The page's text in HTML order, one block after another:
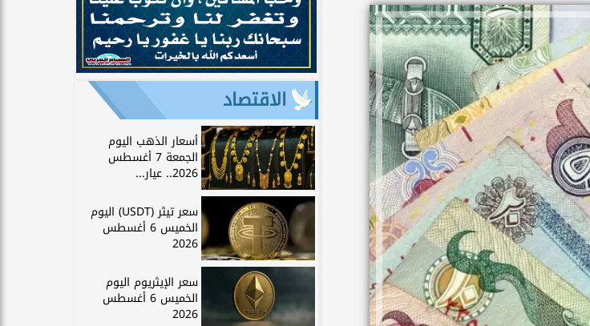
الاقتصاد
أسعار الذهب اليوم
الجمعة 7 أغسطس
2026.. عيار...
سعر تيثر (USDT) اليوم
الخميس 6 أغسطس
2026
سعر الإيثريوم اليوم
الخميس 6 أغسطس
2026